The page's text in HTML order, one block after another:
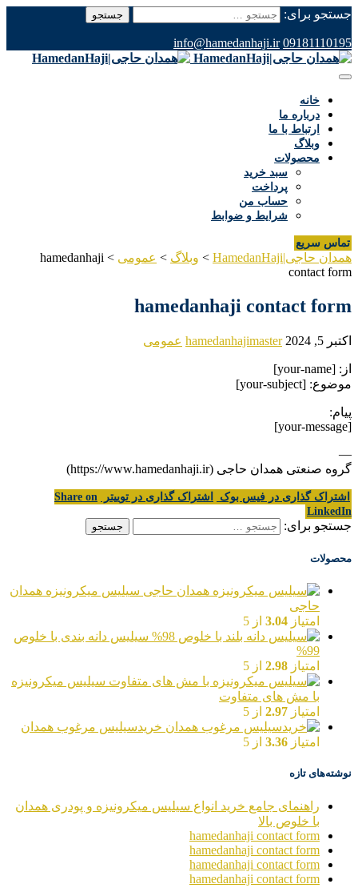
جستجو برای:
09181110195
info@hamedanhaji.ir
خانه
درباره ما
ارتباط با ما
وبلاگ
محصولات
سبد خرید
پرداخت
حساب من
شرایط و ضوابط
تماس سریع
همدان حاجی|HamedanHaji > وبلاگ > عمومی >
hamedanhaji
contact form
hamedanhaji contact form
اکتبر 5, 2024 hamedanhajimaster عمومی
از: [your-name]
موضوع: [your-subject]
پیام:
[your-message]
—
گروه صنعتی همدان حاجی (https://www.hamedanhaji.ir)
اشتراک گذاری در فیس بوک اشتراک گذاری در توییتر
Share on
LinkedIn
جستجو برای:
محصولات
سیلیس میکرونیزه همدان
حاجی
امتیاز 3.04 از 5
سیلیس دانه بندی با خلوص
99%
امتیاز 2.98 از 5
سیلیس میکرونیزه
با مش های متفاوت
امتیاز 2.97 از 5
خریدسیلیس مرغوب همدان
امتیاز 3.36 از 5
نوشته‌های تازه
راهنمای جامع خرید انواع سیلیس میکرونیزه و پودری همدان
با خلوص بالا
hamedanhaji contact form
hamedanhaji contact form
hamedanhaji contact form
hamedanhaji contact form